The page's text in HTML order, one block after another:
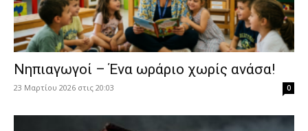
Νηπιαγωγοί – Ένα ωράριο χωρίς ανάσα!
23 Μαρτίου 2026 στις 20:03 0